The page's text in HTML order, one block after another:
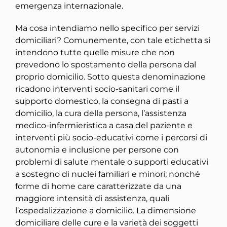
emergenza internazionale.
Ma cosa intendiamo nello specifico per servizi
domiciliari? Comunemente, con tale etichetta si
intendono tutte quelle misure che non
prevedono lo spostamento della persona dal
proprio domicilio. Sotto questa denominazione
ricadono interventi socio-sanitari come il
supporto domestico, la consegna di pasti a
domicilio, la cura della persona, l’assistenza
medico-infermieristica a casa del paziente e
interventi più socio-educativi come i percorsi di
autonomia e inclusione per persone con
problemi di salute mentale o supporti educativi
a sostegno di nuclei familiari e minori; nonché
forme di home care caratterizzate da una
maggiore intensità di assistenza, quali
l’ospedalizzazione a domicilio. La dimensione
domiciliare delle cure e la varietà dei soggetti